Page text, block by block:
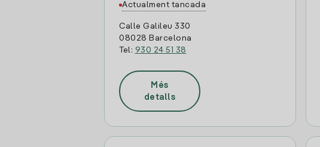
Actualment tancada
Calle Galileu 330
08028 Barcelona
Tel: 930 24 51 38
Més
detalls